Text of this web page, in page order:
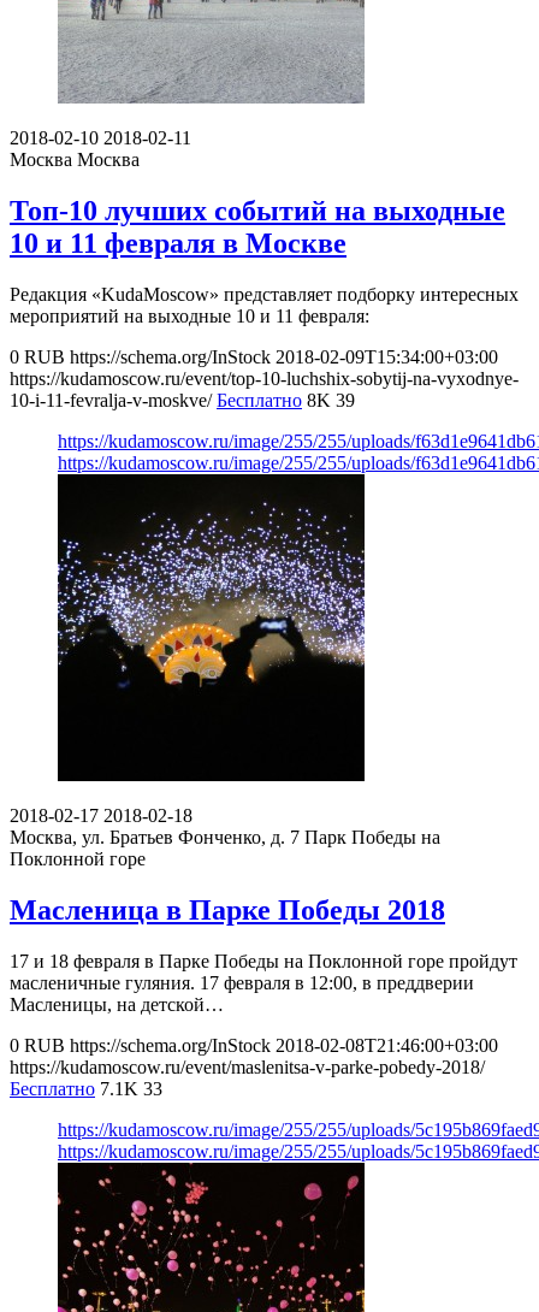
2018-02-10 2018-02-11
Москва Москва
Топ-10 лучших событий на выходные
10 и 11 февраля в Москве
Редакция «KudaMoscow» представляет подборку интересных
мероприятий на выходные 10 и 11 февраля:
0 RUB https://schema.org/InStock 2018-02-09T15:34:00+03:00
https://kudamoscow.ru/event/top-10-luchshix-sobytij-na-vyxodnye-
10-i-11-fevralja-v-moskve/ Бесплатно 8K 39
https://kudamoscow.ru/image/255/255/uploads/
https://kudamoscow.ru/image/255/255/uploads/
2018-02-17 2018-02-18
Москва, ул. Братьев Фонченко, д. 7 Парк Победы на
Поклонной горе
Масленица в Парке Победы 2018
17 и 18 февраля в Парке Победы на Поклонной горе пройдут
масленичные гуляния. 17 февраля в 12:00, в преддверии
Масленицы, на детской…
0 RUB https://schema.org/InStock 2018-02-08T21:46:00+03:00
https://kudamoscow.ru/event/maslenitsa-v-parke-pobedy-2018/
Бесплатно 7.1K 33
https://kudamoscow.ru/image/255/255/uploads/
https://kudamoscow.ru/image/255/255/uploads/